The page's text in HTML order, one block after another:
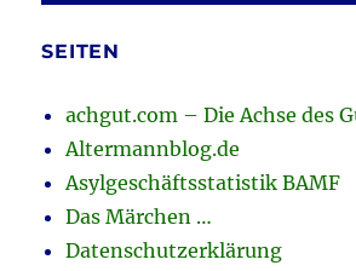
SEITEN
achgut.com – Die Achse des
Altermannblog.de
Asylgeschäftsstatistik BAMF
Das Märchen …
Datenschutzerklärung